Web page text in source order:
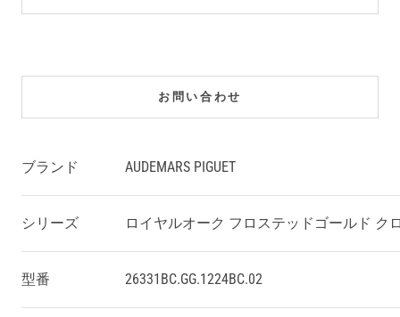
お問い合わせ
ブランド AUDEMARS PIGUET
シリーズ ロイヤルオーク フロステッドゴールド ク
型番 26331BC.GG.1224BC.02